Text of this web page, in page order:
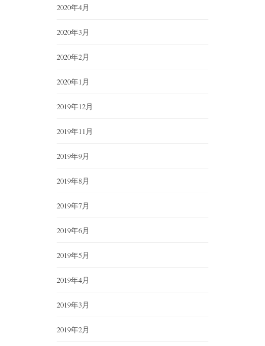
2020年4月
2020年3月
2020年2月
2020年1月
2019年12月
2019年11月
2019年9月
2019年8月
2019年7月
2019年6月
2019年5月
2019年4月
2019年3月
2019年2月